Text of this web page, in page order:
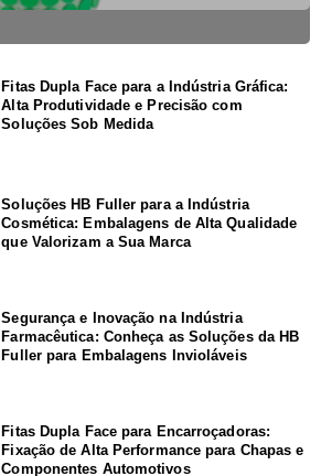
Fitas Dupla Face para a Indústria Gráfica:
Alta Produtividade e Precisão com
Soluções Sob Medida
Soluções HB Fuller para a Indústria
Cosmética: Embalagens de Alta Qualidade
que Valorizam a Sua Marca
Segurança e Inovação na Indústria
Farmacêutica: Conheça as Soluções da HB
Fuller para Embalagens Invioláveis
Fitas Dupla Face para Encarroçadoras:
Fixação de Alta Performance para Chapas e
Componentes Automotivos